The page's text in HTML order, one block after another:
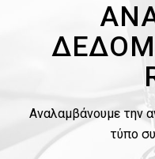
Αναλαμβάνουμε την
τύπο